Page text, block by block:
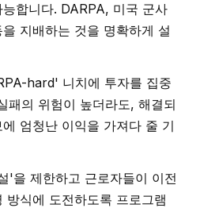
합니다. DARPA, 미국 군사
지배하는 것을 명확하게 설
hard' 니치에 투자를 집중
패의 위험이 높더라도, 해결되
엄청난 이익을 가져다 줄 기
'을 제한하고 근로자들이 이전
방식에 도전하도록 프로그램